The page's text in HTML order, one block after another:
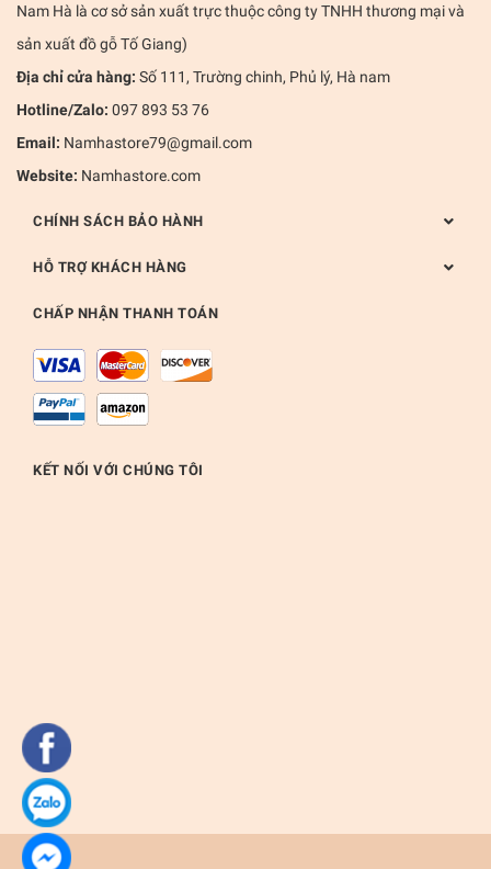
Nam Hà là cơ sở sản xuất trực thuộc công ty TNHH thương mại và
sản xuất đồ gỗ Tố Giang)
Địa chỉ cửa hàng: Số 111, Trường chinh, Phủ lý, Hà nam
Hotline/Zalo: 097 893 53 76
Email: Namhastore79@gmail.com
Website: Namhastore.com
CHÍNH SÁCH BẢO HÀNH
HỖ TRỢ KHÁCH HÀNG
CHẤP NHẬN THANH TOÁN
KẾT NỐI VỚI CHÚNG TÔI